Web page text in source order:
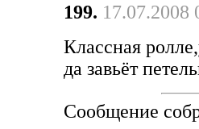
199. 17.07.2008
Классная
да завьёт
Сообщение